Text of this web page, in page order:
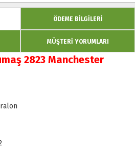
ÖDEME BİLGİLERİ
MÜŞTERİ YORUMLARI
2823 Manchester